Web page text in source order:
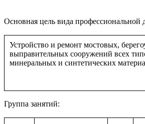
Основная цель вида профессиональной
Устройство и ремонт мостовых,
выправительных сооружений всех
минеральных и синтетических
Группа занятий: